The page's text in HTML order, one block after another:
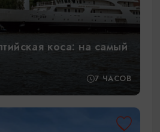
коса: на самый
7 ЧАСОВ